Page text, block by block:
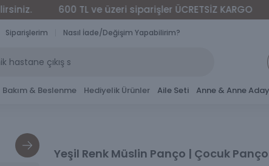
600 TL ve üzeri siparişler ÜCRETSİZ KARGO
Siparişlerim Nasıl İade/Değişim Yapabilirim?
Bakım & Beslenme Hediyelik Ürünler Aile Seti Anne & Anne
Yeşil Renk Müslin Panço | Çocuk